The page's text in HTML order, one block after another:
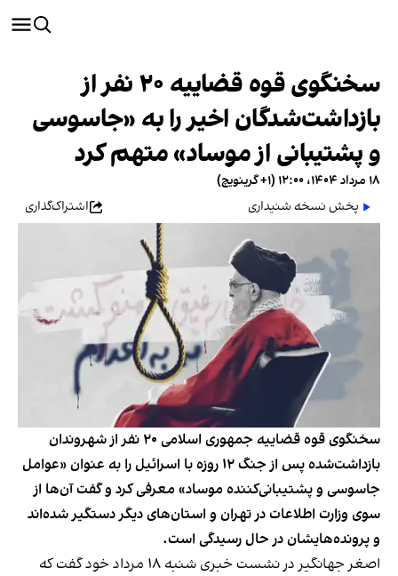
سخنگوی قوه قضاییه ۲۰ نفر از
بازداشت‌شدگان اخیر را به «جاسوسی
و پشتیبانی از موساد» متهم کرد
۱۸ مرداد ۱۴۰۴، ۱۲:۰۰ (‎+۱ گرینویچ)
پخش نسخه شنیداری
اشتراک‌گذاری
سخنگوی قوه قضاییه جمهوری اسلامی ۲۰ نفر از شهروندان
بازداشت‌شده پس از جنگ ۱۲ روزه با اسرائیل را به عنوان «عوامل
جاسوسی و پشتیبانی‌کننده موساد» معرفی کرد و گفت آن‌ها از
سوی وزارت اطلاعات در تهران و استان‌های دیگر دستگیر شده‌اند
و پرونده‌هایشان در حال رسیدگی است.
اصغر جهانگیر در نشست خبری شنبه ۱۸ مرداد خود گفت که